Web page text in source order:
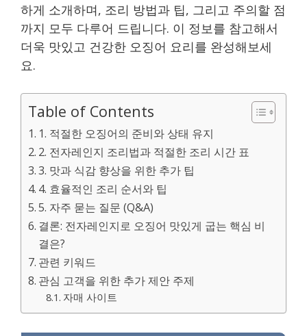
하게 소개하며, 조리 방법과 팁, 그리고 주의할 점
까지 모두 다루어 드립니다. 이 정보를 참고해서
더욱 맛있고 건강한 오징어 요리를 완성해보세
요.
Table of Contents
1. 적절한 오징어의 준비와 상태 유지
2. 전자레인지 조리법과 적절한 조리 시간 표
3. 맛과 식감 향상을 위한 추가 팁
4. 효율적인 조리 순서와 팁
5. 자주 묻는 질문 (Q&A)
결론: 전자레인지로 오징어 맛있게 굽는 핵심 비
결은?
관련 키워드
관심 고객을 위한 추가 제안 주제
자매 사이트